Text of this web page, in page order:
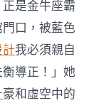
〉
是金牛座霸
口，被藍色
計我必須親自
導正！」她
豪和虛空中的